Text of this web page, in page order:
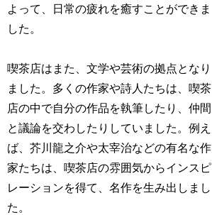
よって、日常の疲れを癒すことができま
した。
喫茶店はまた、文学や芸術の拠点となり
ました。多くの作家や詩人たちは、喫茶
店の中で自分の作品を執筆したり、仲間
と議論を交わしたりしていました。例え
ば、芥川龍之介や太宰治などの有名な作
家たちは、喫茶店の雰囲気からインスピ
レーションを得て、名作を生み出しまし
た。